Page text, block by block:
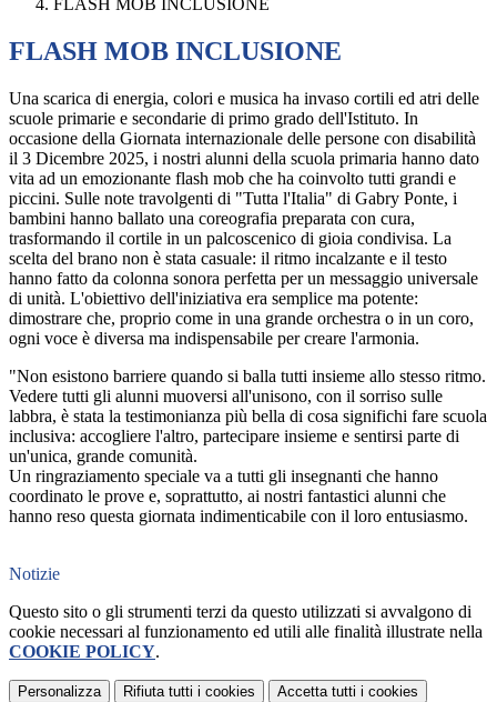
FLASH MOB INCLUSIONE
FLASH MOB INCLUSIONE
Una scarica di energia, colori e musica ha invaso cortili ed atri delle
scuole primarie e secondarie di primo grado dell'Istituto. In
occasione della Giornata internazionale delle persone con disabilità
il 3 Dicembre 2025, i nostri alunni della scuola primaria hanno dato
vita ad un emozionante flash mob che ha coinvolto tutti grandi e
piccini. Sulle note travolgenti di "Tutta l'Italia" di Gabry Ponte, i
bambini hanno ballato una coreografia preparata con cura,
trasformando il cortile in un palcoscenico di gioia condivisa. La
scelta del brano non è stata casuale: il ritmo incalzante e il testo
hanno fatto da colonna sonora perfetta per un messaggio universale
di unità. L'obiettivo dell'iniziativa era semplice ma potente:
dimostrare che, proprio come in una grande orchestra o in un coro,
ogni voce è diversa ma indispensabile per creare l'armonia.
"Non esistono barriere quando si balla tutti insieme allo stesso ritmo.
Vedere tutti gli alunni muoversi all'unisono, con il sorriso sulle
labbra, è stata la testimonianza più bella di cosa significhi fare scuola
inclusiva: accogliere l'altro, partecipare insieme e sentirsi parte di
un'unica, grande comunità.
Un ringraziamento speciale va a tutti gli insegnanti che hanno
coordinato le prove e, soprattutto, ai nostri fantastici alunni che
hanno reso questa giornata indimenticabile con il loro entusiasmo.
Notizie
Questo sito o gli strumenti terzi da questo utilizzati si avvalgono di
cookie necessari al funzionamento ed utili alle finalità illustrate nella
COOKIE POLICY.
Personalizza Rifiuta tutti i cookies Accetta tutti i cookies